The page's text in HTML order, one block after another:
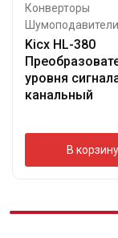
Конверторы
Шумоподавители
Kicx HL-380
уровня
канальный
В корзину